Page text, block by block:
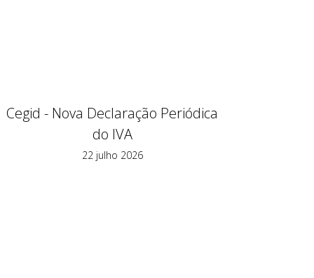
Cegid - Nova Declaração Periódica
do IVA
22 julho 2026